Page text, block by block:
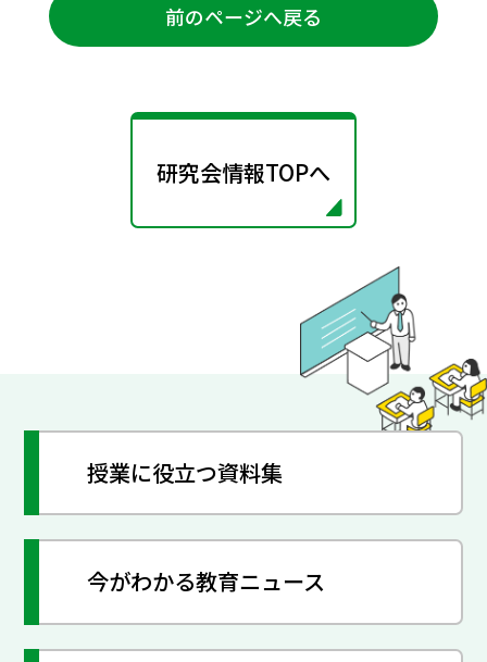
前のページへ戻る
研究会情報TOPへ
授業に役立つ資料集
今がわかる教育ニュース